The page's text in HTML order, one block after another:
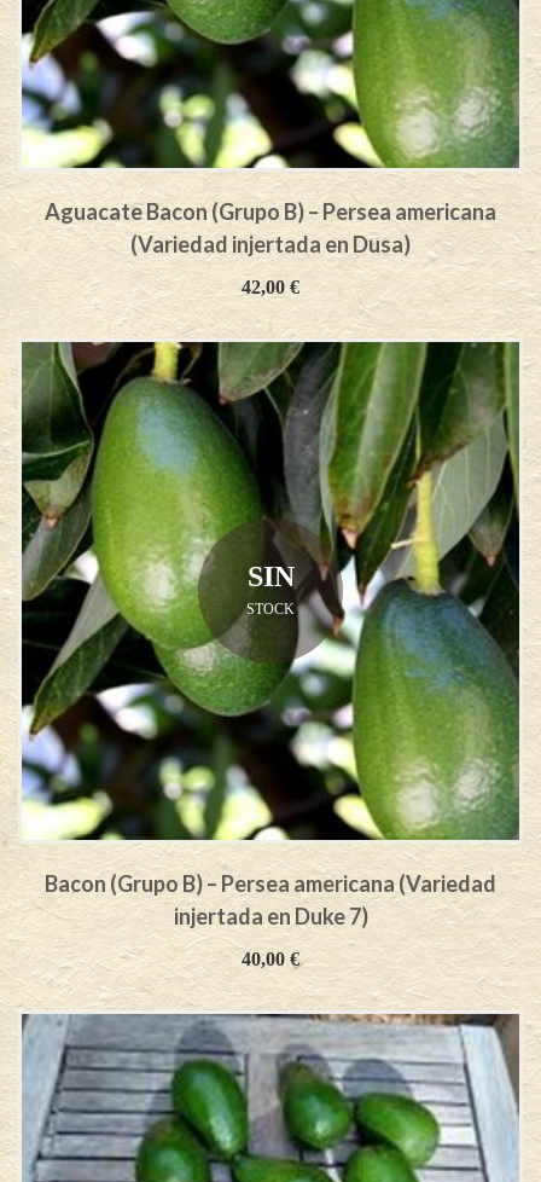
Aguacate Bacon (Grupo B) – Persea americana
(Variedad injertada en Dusa)
42,00 €
SIN
STOCK
Bacon (Grupo B) – Persea americana (Variedad
injertada en Duke 7)
40,00 €